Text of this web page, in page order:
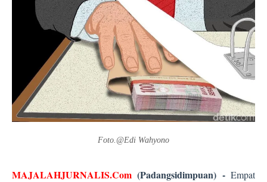
Foto.@Edi Wahyono
MAJALAHJURNALIS.Com(Padangsidimpuan) -Empat